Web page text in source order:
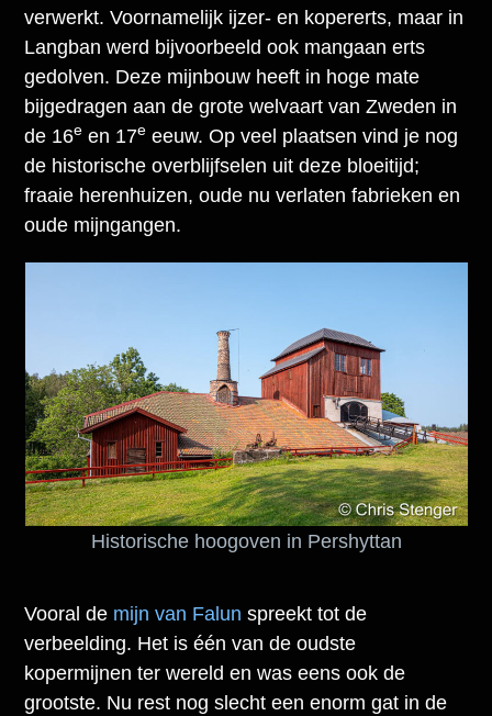
verwerkt. Voornamelijk ijzer- en kopererts, maar in
Langban werd bijvoorbeeld ook mangaan erts
gedolven. Deze mijnbouw heeft in hoge mate
bijgedragen aan de grote welvaart van Zweden in
de 16e en 17e eeuw. Op veel plaatsen vind je nog
de historische overblijfselen uit deze bloeitijd;
fraaie herenhuizen, oude nu verlaten fabrieken en
oude mijngangen.
Historische hoogoven in Pershyttan
Vooral de mijn van Falun spreekt tot de
verbeelding. Het is één van de oudste
kopermijnen ter wereld en was eens ook de
grootste. Nu rest nog slecht een enorm gat in de